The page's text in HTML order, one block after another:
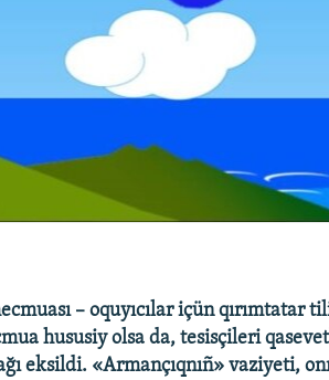
– oquyıcılar içün qırımtatar
hususiy olsa da, tesisçileri
eksildi. «Armançıqnıñ» vaziyeti,